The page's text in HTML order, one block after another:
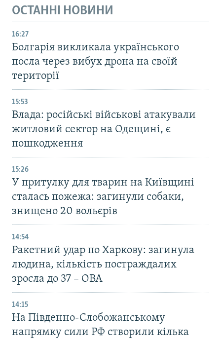
ОСТАННІ НОВИНИ
16:27
Болгарія викликала українського
посла через вибух дрона на своїй
території
15:53
Влада: російські військові атакували
житловий сектор на Одещині, є
пошкодження
15:26
У притулку для тварин на Київщині
сталась пожежа: загинули собаки,
знищено 20 вольєрів
14:54
Ракетний удар по Харкову: загинула
людина, кількість постраждалих
зросла до 37 – ОВА
14:15
На Південно-Слобожанському
напрямку сили РФ створили кілька